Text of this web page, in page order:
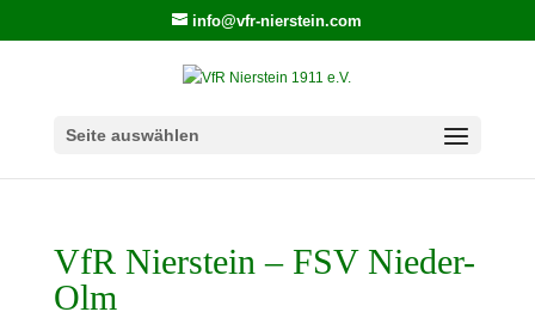
info@vfr-nierstein.com
Seite auswählen
VfR Nierstein – FSV Nieder-
Olm